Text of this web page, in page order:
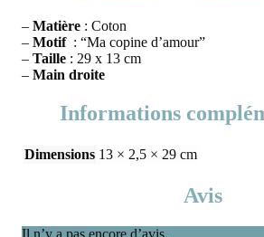
– Matière : Coton
– Motif: “Ma copine d’amour”
– Taille : 29 x 13 cm
– Main droite
Informations
Dimensions 13 × 2,5 × 29 cm
Avis
Il n’y a pas encore d’avis.